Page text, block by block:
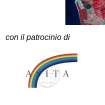
con il patrocinio di